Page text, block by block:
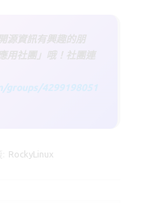
源資訊有興趣的朋
用社團」哦！社團連
groups/4299198051
RockyLinux